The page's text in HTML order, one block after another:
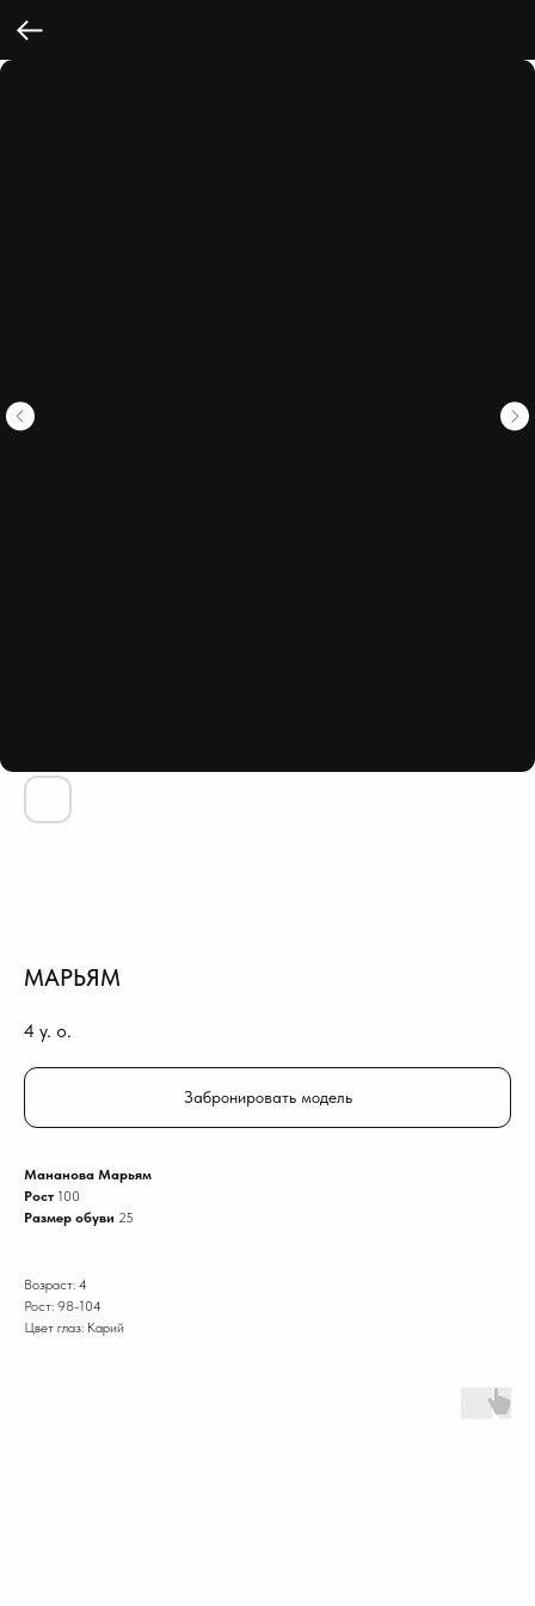
МАРЬЯМ
4 y. o.
Забронировать модель
Мананова Марьям
Рост 100
Размер обуви 25
Возраст: 4
Рост: 98-104
Цвет глаз: Карий